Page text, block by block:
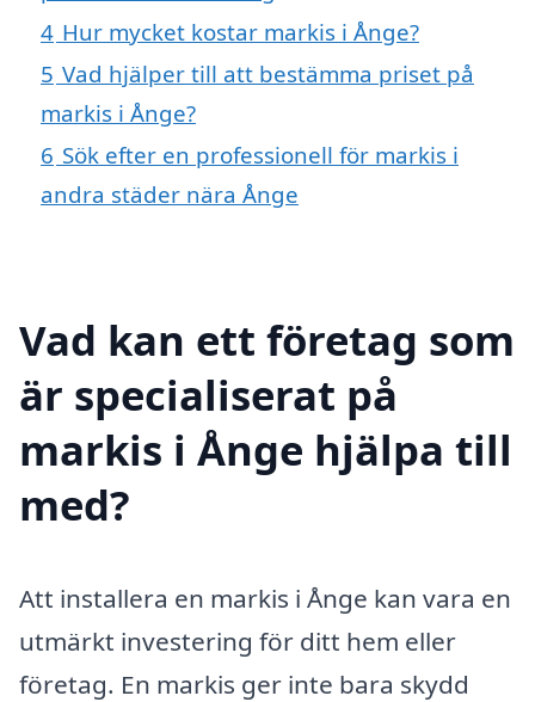
4 Hur mycket kostar markis i Ånge?
5 Vad hjälper till att bestämma priset på
markis i Ånge?
6 Sök efter en professionell för markis i
andra städer nära Ånge
Vad kan ett företag som
är specialiserat på
markis i Ånge hjälpa till
med?
Att installera en markis i Ånge kan vara en
utmärkt investering för ditt hem eller
företag. En markis ger inte bara skydd